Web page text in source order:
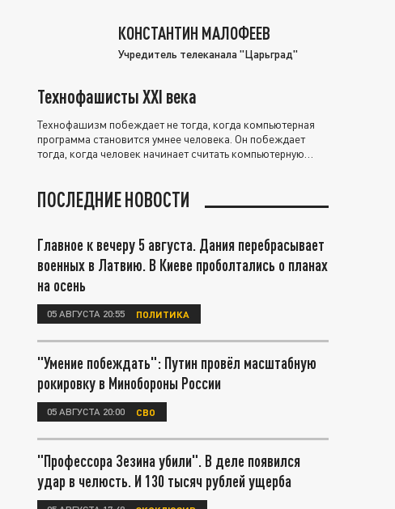
КОНСТАНТИН МАЛОФЕЕВ
Учредитель телеканала "Царьград"
Технофашисты XXI века
Технофашизм побеждает не тогда, когда компьютерная
программа становится умнее человека. Он побеждает
тогда, когда человек начинает считать компьютерную
ПОСЛЕДНИЕ НОВОСТИ
Главное к вечеру 5 августа. Дания перебрасывает
военных в Латвию. В Киеве проболтались о планах
на осень
05 АВГУСТА 20:55 ПОЛИТИКА
"Умение побеждать": Путин провёл масштабную
рокировку в Минобороны России
05 АВГУСТА 20:00 СВО
"Профессора Зезина убили". В деле появился
удар в челюсть. И 130 тысяч рублей ущерба